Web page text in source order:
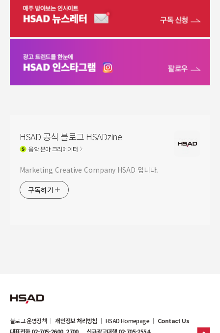
HSAD 공식 블로그 HSADzine
음악분야 크리에이터
Marketing Creative Company HSAD 입니다.
구독하기
블로그 운영정책 개인정보 처리방침 HSAD Homepage
Contact Us